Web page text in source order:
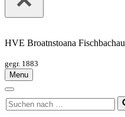
HVE Broatnstoana Fischbachau
gegr. 1883
Menu
Navigationsmenü
Navigationsmenü
Suchen
nach …